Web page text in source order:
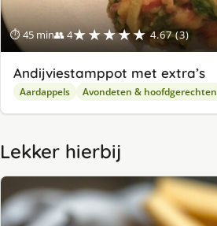
⏱ 45 min👥 4★★★★★ 4.67 (3)
Andijviestamppot met extra’s
Aardappels Avondeten & hoofdgerechten
Lekker hierbij